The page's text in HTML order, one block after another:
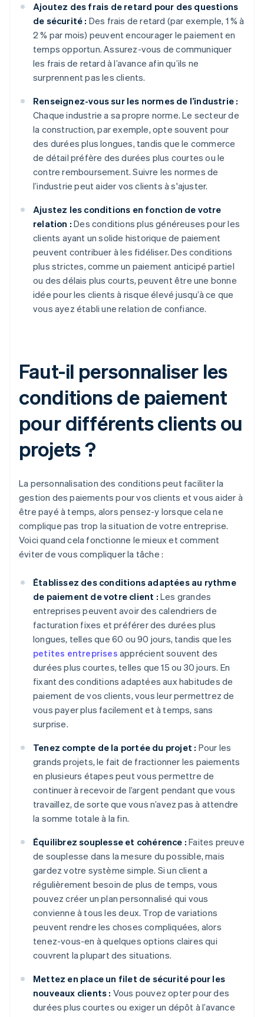
Ajoutez des frais de retard pour des questions
de sécurité : Des frais de retard (par exemple, 1 % à
2 % par mois) peuvent encourager le paiement en
temps opportun. Assurez-vous de communiquer
les frais de retard à l’avance afin qu’ils ne
surprennent pas les clients.
Renseignez-vous sur les normes de l’industrie :
Chaque industrie a sa propre norme. Le secteur de
la construction, par exemple, opte souvent pour
des durées plus longues, tandis que le commerce
de détail préfère des durées plus courtes ou le
contre remboursement. Suivre les normes de
l’industrie peut aider vos clients à s'ajuster.
Ajustez les conditions en fonction de votre
relation : Des conditions plus généreuses pour les
clients ayant un solide historique de paiement
peuvent contribuer à les fidéliser. Des conditions
plus strictes, comme un paiement anticipé partiel
ou des délais plus courts, peuvent être une bonne
idée pour les clients à risque élevé jusqu’à ce que
vous ayez établi une relation de confiance.
Faut-il personnaliser les
conditions de paiement
pour différents clients ou
projets ?
La personnalisation des conditions peut faciliter la
gestion des paiements pour vos clients et vous aider à
être payé à temps, alors pensez-y lorsque cela ne
complique pas trop la situation de votre entreprise.
Voici quand cela fonctionne le mieux et comment
éviter de vous compliquer la tâche :
Établissez des conditions adaptées au rythme
de paiement de votre client : Les grandes
entreprises peuvent avoir des calendriers de
facturation fixes et préférer des durées plus
longues, telles que 60 ou 90 jours, tandis que les
petites entreprises apprécient souvent des
durées plus courtes, telles que 15 ou 30 jours. En
fixant des conditions adaptées aux habitudes de
paiement de vos clients, vous leur permettrez de
vous payer plus facilement et à temps, sans
surprise.
Tenez compte de la portée du projet : Pour les
grands projets, le fait de fractionner les paiements
en plusieurs étapes peut vous permettre de
continuer à recevoir de l’argent pendant que vous
travaillez, de sorte que vous n’avez pas à attendre
la somme totale à la fin.
Équilibrez souplesse et cohérence : Faites preuve
de souplesse dans la mesure du possible, mais
gardez votre système simple. Si un client a
régulièrement besoin de plus de temps, vous
pouvez créer un plan personnalisé qui vous
convienne à tous les deux. Trop de variations
peuvent rendre les choses compliquées, alors
tenez-vous-en à quelques options claires qui
couvrent la plupart des situations.
Mettez en place un filet de sécurité pour les
nouveaux clients : Vous pouvez opter pour des
durées plus courtes ou exiger un dépôt à l’avance